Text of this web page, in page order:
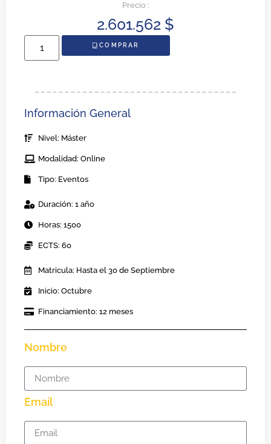
Precio :
2.601.562 $
COMPRAR
Información General
Nivel: Máster
Modalidad: Online
Tipo: Eventos
Duración: 1 año
Horas: 1500
ECTS: 60
Matricula: Hasta el 30 de Septiembre
Inicio: Octubre
Financiamiento: 12 meses
Nombre
Email